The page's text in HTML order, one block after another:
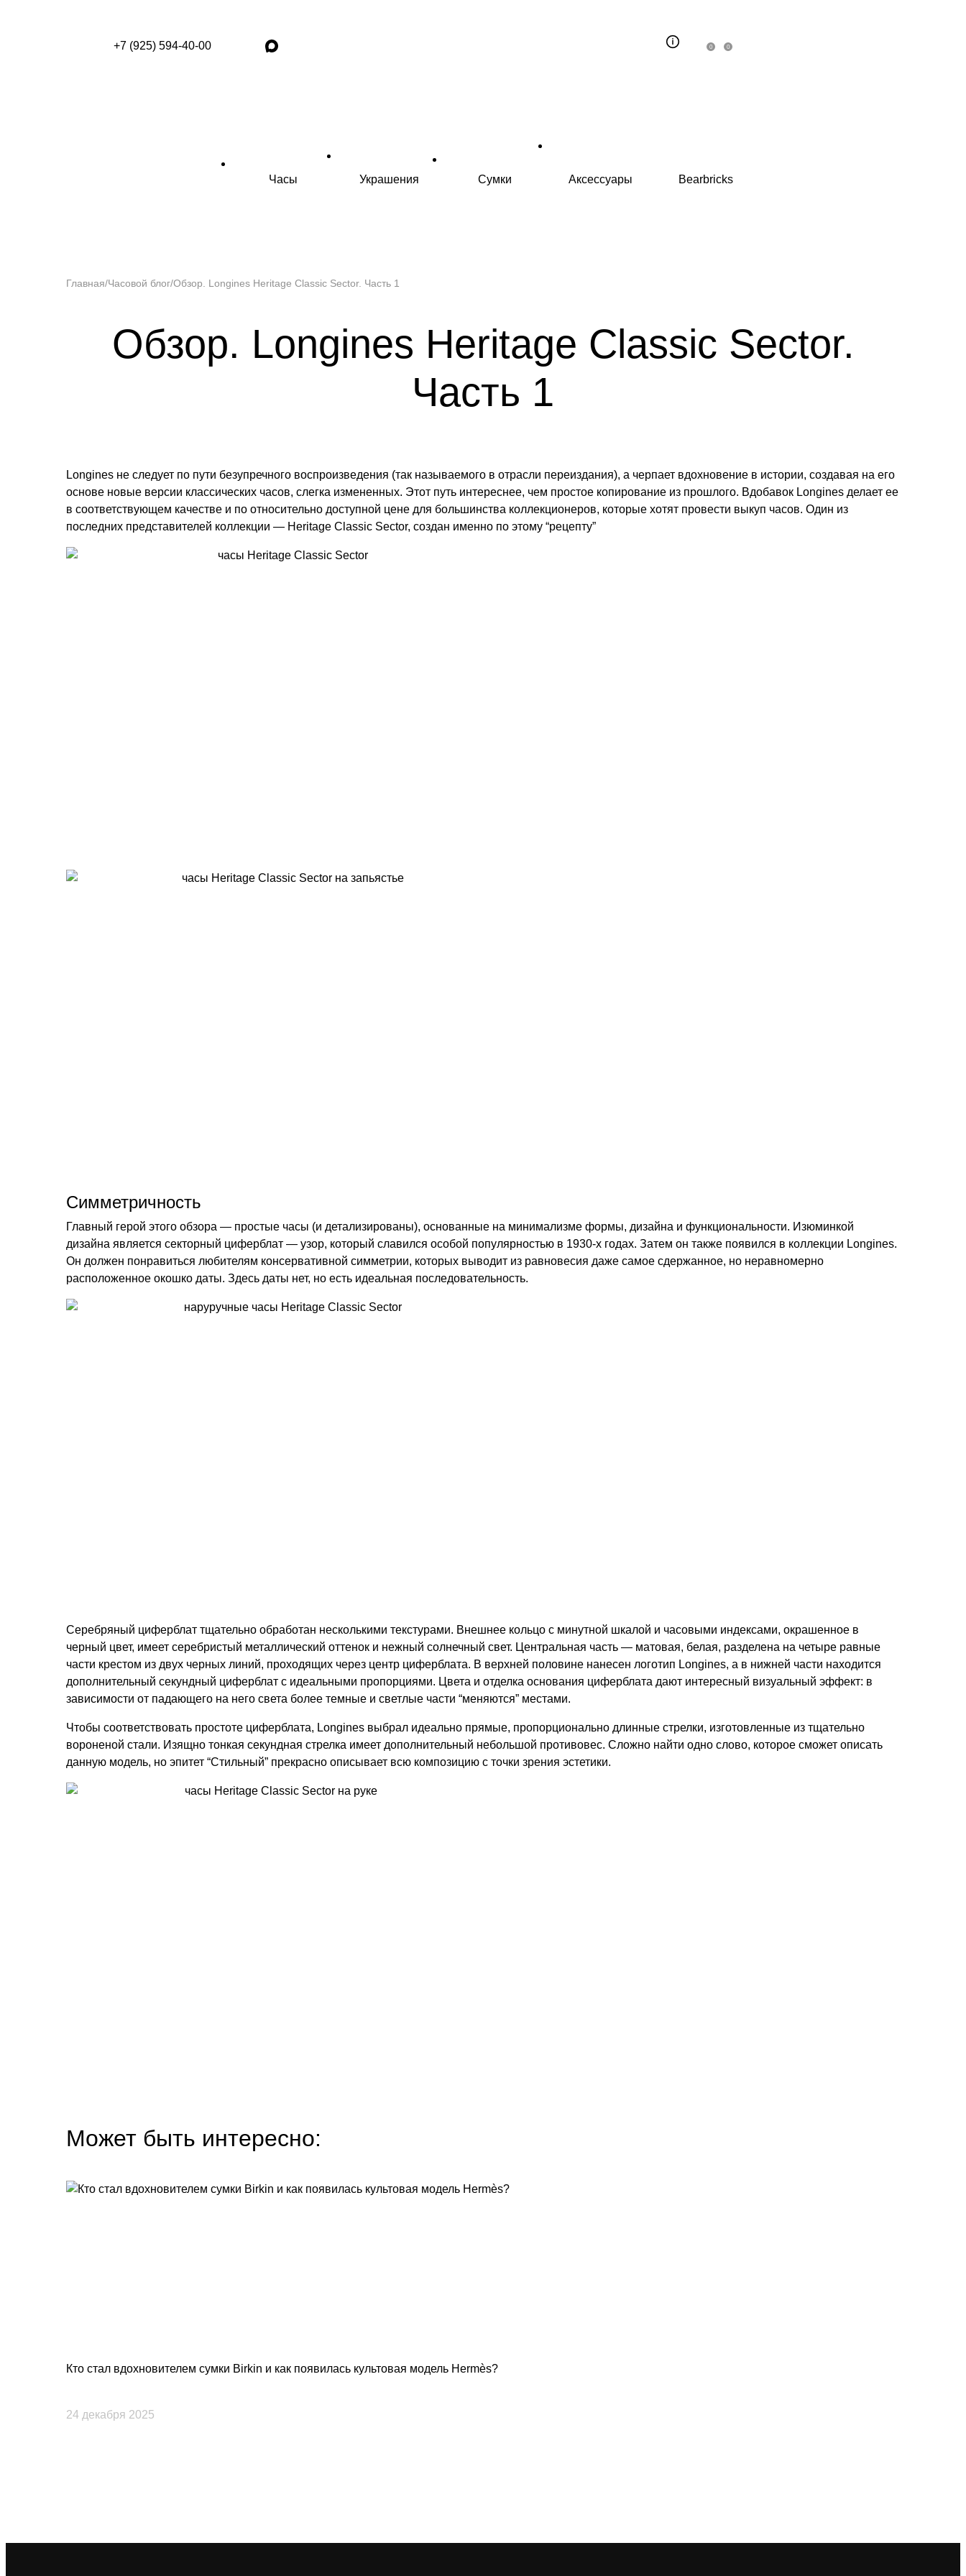
+7 (925) 594-40-00 0 0
Часы Украшения Сумки Аксессуары Bearbricks
Главная/Часовой блог/Обзор. Longines Heritage Classic Sector. Часть 1
Обзор. Longines Heritage Classic Sector.
Часть 1
Longines не следует по пути безупречного воспроизведения (так называемого в отрасли переиздания), а черпает вдохновение в истории, создавая на его
основе новые версии классических часов, слегка измененных. Этот путь интереснее, чем простое копирование из прошлого. Вдобавок Longines делает ее
в соответствующем качестве и по относительно доступной цене для большинства коллекционеров, которые хотят провести выкуп часов. Один из
последних представителей коллекции — Heritage Classic Sector, создан именно по этому “рецепту”
Симметричность
Главный герой этого обзора — простые часы (и детализированы), основанные на минимализме формы, дизайна и функциональности. Изюминкой
дизайна является секторный циферблат — узор, который славился особой популярностью в 1930-х годах. Затем он также появился в коллекции Longines.
Он должен понравиться любителям консервативной симметрии, которых выводит из равновесия даже самое сдержанное, но неравномерно
расположенное окошко даты. Здесь даты нет, но есть идеальная последовательность.
Серебряный циферблат тщательно обработан несколькими текстурами. Внешнее кольцо с минутной шкалой и часовыми индексами, окрашенное в
черный цвет, имеет серебристый металлический оттенок и нежный солнечный свет. Центральная часть — матовая, белая, разделена на четыре равные
части крестом из двух черных линий, проходящих через центр циферблата. В верхней половине нанесен логотип Longines, а в нижней части находится
дополнительный секундный циферблат с идеальными пропорциями. Цвета и отделка основания циферблата дают интересный визуальный эффект: в
зависимости от падающего на него света более темные и светлые части “меняются” местами.
Чтобы соответствовать простоте циферблата, Longines выбрал идеально прямые, пропорционально длинные стрелки, изготовленные из тщательно
вороненой стали. Изящно тонкая секундная стрелка имеет дополнительный небольшой противовес. Сложно найти одно слово, которое сможет описать
данную модель, но эпитет “Стильный” прекрасно описывает всю композицию с точки зрения эстетики.
Может быть интересно:
Кто стал вдохновителем сумки Birkin и как появилась культовая модель Hermès?
24 декабря 2025